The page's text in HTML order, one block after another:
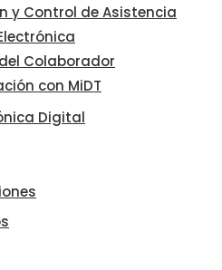
y Control de Asistencia
Colaborador
con MiDT
Digital